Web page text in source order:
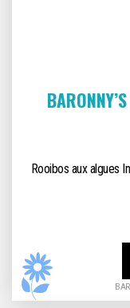
Rooibos aux algues